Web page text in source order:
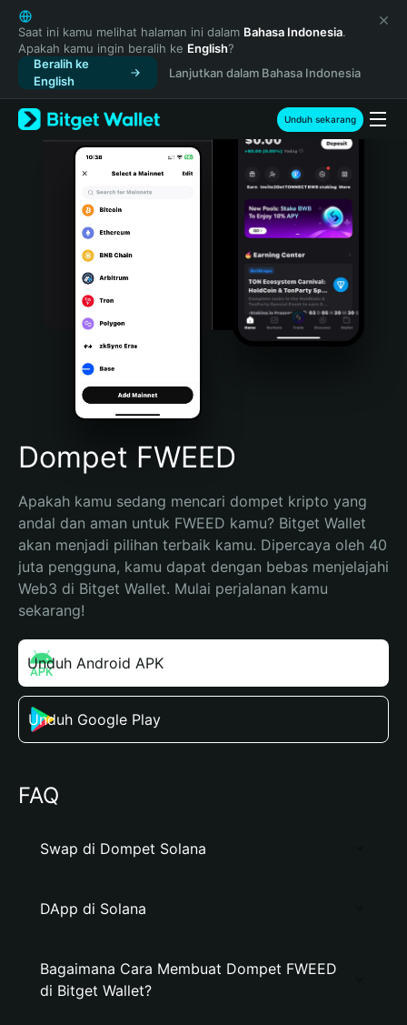
English
日本語
Tiếng Việt
Русский
Español (Latinoamérica)
Türkçe
Italiano
Português (Portugal)
Bahasa Indonesia
Português (Brasil)
Español (Argentina)
Saat ini kamu melihat halaman ini dalam Bahasa Indonesia.
Apakah kamu ingin beralih ke English?
Beralih ke
English
Lanjutkan dalam Bahasa Indonesia
Unduh sekarang
Dompet FWEED
Apakah kamu sedang mencari dompet kripto yang
andal dan aman untuk FWEED kamu? Bitget Wallet
akan menjadi pilihan terbaik kamu. Dipercaya oleh 40
juta pengguna, kamu dapat dengan bebas menjelajahi
Web3 di Bitget Wallet. Mulai perjalanan kamu
sekarang!
Unduh Android APK
Unduh Google Play
FAQ
Swap di Dompet Solana
DApp di Solana
Bagaimana Cara Membuat Dompet FWEED
di Bitget Wallet?